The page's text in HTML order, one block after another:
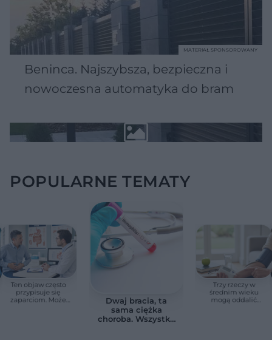
Beninca. Najszybsza, bezpieczna i
nowoczesna automatyka do bram
MATERIAŁ SPONSOROWANY
POPULARNE TEMATY
Ten objaw często
przypisuje się
zaparciom. Może
Dwaj bracia, ta
sama ciężka
choroba. Wszystko
Trzy rzeczy w
średnim wieku
mogą oddalić